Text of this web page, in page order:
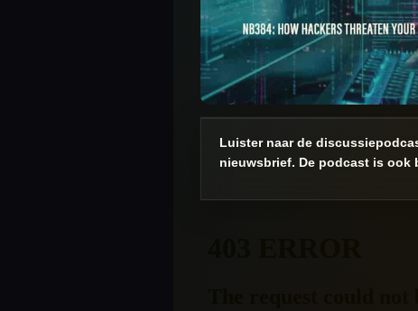
Luister naar de
nieuwsbrief. De podcast is ook